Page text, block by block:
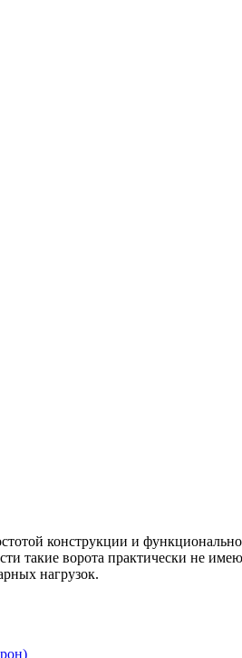
конструкции и
такие ворота практически не
нагрузок.